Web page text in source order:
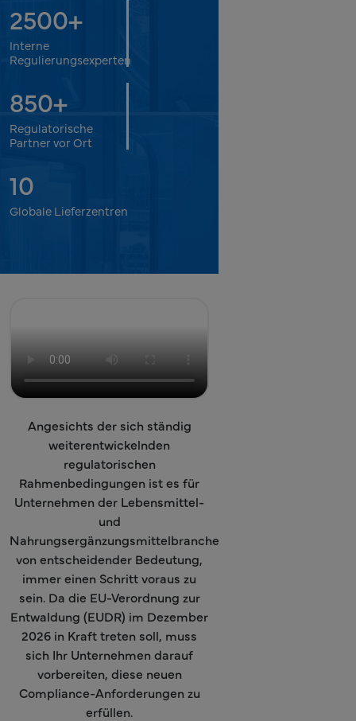
2500+
Interne
Regulierungsexperten
850+
Regulatorische
Partner vor Ort
10
Globale Lieferzentren
Angesichts der sich ständig
weiterentwickelnden
regulatorischen
Rahmenbedingungen ist es für
Unternehmen der Lebensmittel-
und
Nahrungsergänzungsmittelbranche
von entscheidender Bedeutung,
immer einen Schritt voraus zu
sein. Da die EU-Verordnung zur
Entwaldung (EUDR) im Dezember
2026 in Kraft treten soll, muss
sich Ihr Unternehmen darauf
vorbereiten, diese neuen
Compliance-Anforderungen zu
erfüllen.